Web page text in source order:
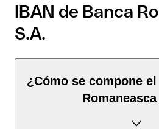
IBAN de Banca
S.A.
¿Cómo se compone